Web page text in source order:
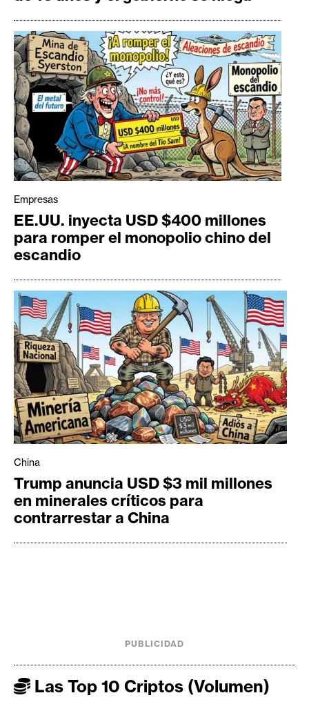
Empresas
EE.UU. inyecta USD $400 millones
para romper el monopolio chino del
escandio
China
Trump anuncia USD $3 mil millones
en minerales críticos para
contrarrestar a China
PUBLICIDAD
Las Top 10 Criptos (Volumen)